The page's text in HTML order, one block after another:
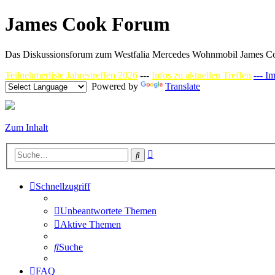
James Cook Forum
Das Diskussionsforum zum Westfalia Mercedes Wohnmobil James
Teilnehmerliste Jahrestreffen 2026 --- Infos zu aktuellen Treffen ---
Powered by
Translate
Zum Inhalt
Suche
Schnellzugriff
Unbeantwortete Themen
Aktive Themen
Suche
FAQ